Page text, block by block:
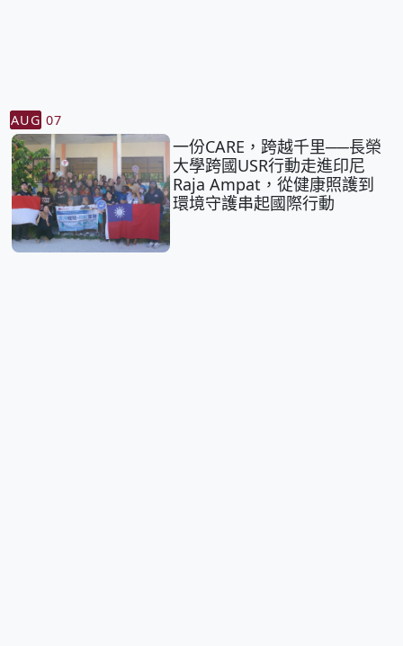
AUG 07
一份CARE，跨越千里──長榮
大學跨國USR行動走進印尼
Raja Ampat，從健康照護到
環境守護串起國際行動